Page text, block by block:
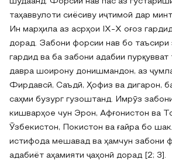
таҳаввулоти сиёсиву иҷтимоӣ дар
Ин марҳила аз асрҳои IX-X оғоз
дорад. Забони форсии нав бо таъсири
гардид ва ба забони адабии
давра шоирону донишмандон, аз
Фирдавсӣ, Саъдӣ, Ҳофиз ва дигарон,
саҳми бузург гузоштанд. Имрӯз
кишварҳое чун Эрон, Афғонистон ва
Ӯзбекистон, Покистон ва ғайра бо
истифода мешавад ва ҳамчун забони
адабиёт аҳамияти ҷаҳонӣ дорад [2; 3].